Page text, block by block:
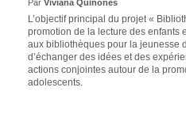
Par Viviana Quiñones
L’objectif principal du projet «
promotion de la lecture des enfants
aux bibliothèques pour la jeunesse
d’échanger des idées et des
actions conjointes autour de la
adolescents.